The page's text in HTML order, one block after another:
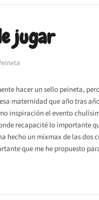
jugar
hacer un sello peineta,
maternidad que año tras
inspiración el evento
recapacité lo importante
hecho un mixmax de las dos
que me he propuesto